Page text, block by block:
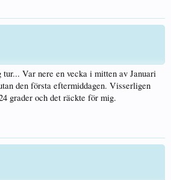
tur... Var nere en vecka i mitten av Januari
den första eftermiddagen. Visserligen
grader och det räckte för mig.